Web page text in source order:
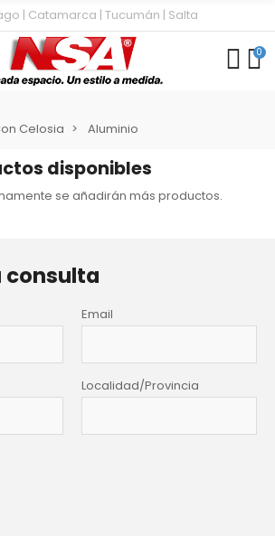
| Catamarca | Tucumán | Salta
0
Celosia Aluminio
disponibles
se añadirán más productos.
consulta
Email
Localidad/Provincia